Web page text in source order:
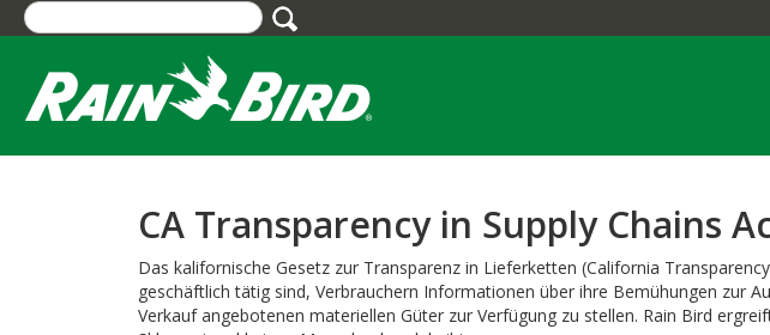
Skip
to
content
CA Transparency in Supply Chains
Das kalifornische Gesetz zur Transparenz in Lieferketten (California
geschäftlich tätig sind, Verbrauchern Informationen über ihre Bemühungen zur
Verkauf angebotenen materiellen Güter zur Verfügung zu stellen. Rain Bird